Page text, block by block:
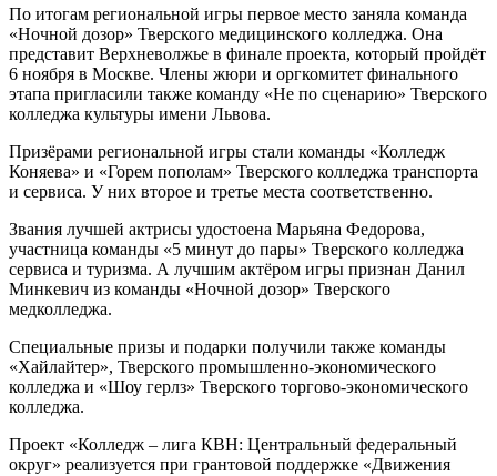
По итогам региональной игры первое место заняла команда
«Ночной дозор» Тверского медицинского колледжа. Она
представит Верхневолжье в финале проекта, который пройдёт
6 ноября в Москве. Члены жюри и оргкомитет финального
этапа пригласили также команду «Не по сценарию» Тверского
колледжа культуры имени Львова.
Призёрами региональной игры стали команды «Колледж
Коняева» и «Горем пополам» Тверского колледжа транспорта
и сервиса. У них второе и третье места соответственно.
Звания лучшей актрисы удостоена Марьяна Федорова,
участница команды «5 минут до пары» Тверского колледжа
сервиса и туризма. А лучшим актёром игры признан Данил
Минкевич из команды «Ночной дозор» Тверского
медколледжа.
Специальные призы и подарки получили также команды
«Хайлайтер», Тверского промышленно-экономического
колледжа и «Шоу герлз» Тверского торгово-экономического
колледжа.
Проект «Колледж – лига КВН: Центральный федеральный
округ» реализуется при грантовой поддержке «Движения